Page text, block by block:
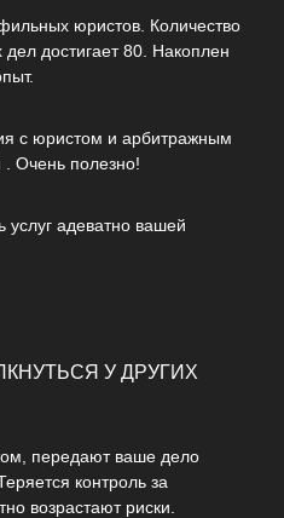
юристов. Количество
достигает 80. Накоплен
с юристом и арбитражным
Очень полезно!
адеватно вашей
У ДРУГИХ
передают ваше дело
контроль за
возрастают риски.